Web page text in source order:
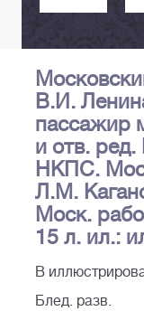
В.И.
пассажир
и отв.
НКПС.
Л.М.
Моск.
15 л. ил.:
В
Блед. разв.